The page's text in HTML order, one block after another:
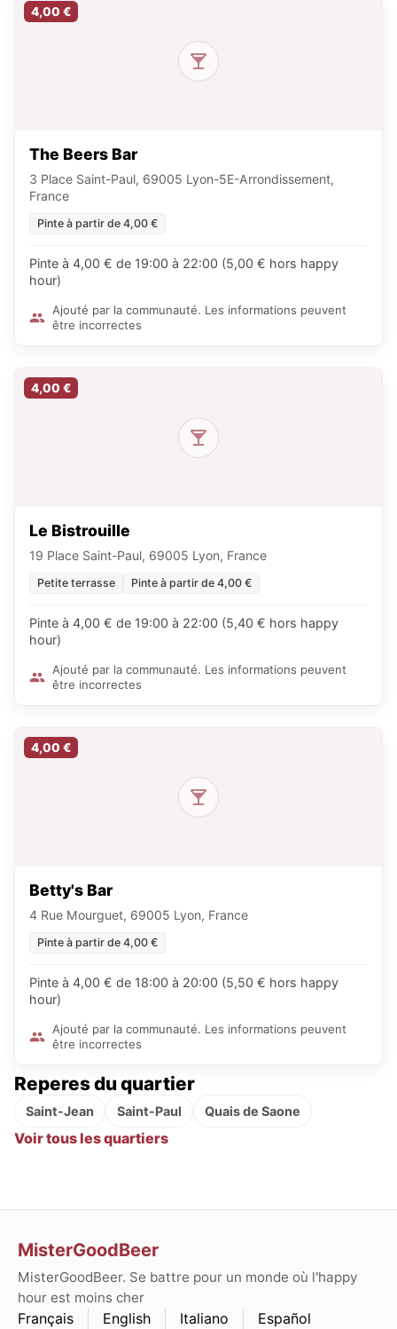
4,00 €
The Beers Bar
3 Place Saint-Paul, 69005 Lyon-5E-Arrondissement,
France
Pinte à partir de 4,00 €
Pinte à 4,00 € de 19:00 à 22:00 (5,00 € hors happy
hour)
Ajouté par la communauté. Les informations peuvent
être incorrectes
4,00 €
Le Bistrouille
19 Place Saint-Paul, 69005 Lyon, France
Petite terrasse Pinte à partir de 4,00 €
Pinte à 4,00 € de 19:00 à 22:00 (5,40 € hors happy
hour)
Ajouté par la communauté. Les informations peuvent
être incorrectes
4,00 €
Betty's Bar
4 Rue Mourguet, 69005 Lyon, France
Pinte à partir de 4,00 €
Pinte à 4,00 € de 18:00 à 20:00 (5,50 € hors happy
hour)
Ajouté par la communauté. Les informations peuvent
être incorrectes
Reperes du quartier
Saint-Jean Saint-Paul Quais de Saone
Voir tous les quartiers
MisterGoodBeer
MisterGoodBeer. Se battre pour un monde où l'happy
hour est moins cher
Français English Italiano Español